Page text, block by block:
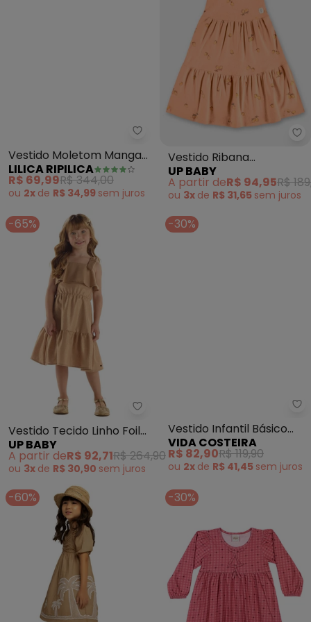
Lilica Ripilica - Vestido
Vestido Moletom Manga
Longa Infantil (Marrom)
LILICA RIPILICA
R$ 69,99R$ 344,00
ou 2x de R$ 34,99 sem juros
Vestido Ribana
Sustentável Alças
(Marrom)
UP BABY
A partir deR$ 94,95R$
ou 3x de R$ 31,65 sem juros
-65%
Up Baby - Vestido Tecido
Vestido Tecido Linho Foil
(Marrom)
UP BABY
A partir deR$ 92,71R$ 264,90
ou 3x de R$ 30,90 sem juros
-30%
Vestido Infantil Básico
Ribana Canelado
VIDA COSTEIRA
R$ 82,90R$ 119,90
ou 2x de R$ 41,45 semjuros
-60% -30%